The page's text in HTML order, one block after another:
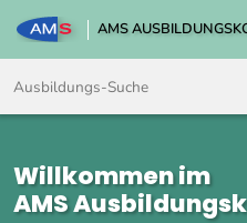
AMS
Willkommen im
AMS